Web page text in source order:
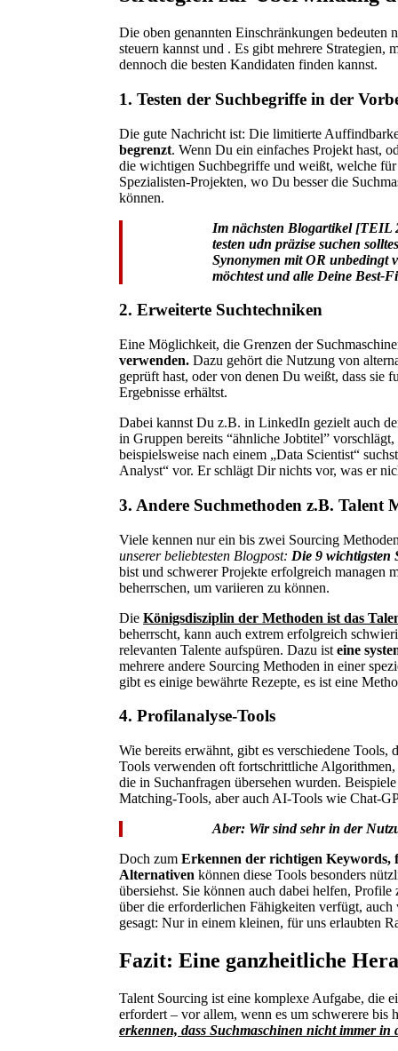
Die oben genannten Einschränkungen bedeuten
steuern kannst und . Es gibt mehrere
dennoch die besten Kandidaten finden kannst.
1. Testen der Suchbegriffe in der
Die gute Nachricht ist: Die limitierte
begrenzt. Wenn Du ein einfaches Projekt hast,
die wichtigen Suchbegriffe und weißt, welche
Spezialisten-Projekten, wo Du besser die
können.
Im nächsten Blogartikel [TEIL
testen udn präzise suchen
Synonymen mit OR unbedingt
möchtest und alle Deine Best-
2. Erweiterte Suchtechniken
Eine Möglichkeit, die Grenzen der
verwenden. Dazu gehört die Nutzung von
geprüft hast, oder von denen Du weißt, dass sie
Ergebnisse erhältst.
Dabei kannst Du z.B. in LinkedIn gezielt auch
in Gruppen bereits “ähnliche Jobtitel”
beispielsweise nach einem „Data Scientist“
Analyst“ vor. Er schlägt Dir nichts vor, was er
3. Andere Suchmethoden z.B. Talent
Viele kennen nur ein bis zwei Sourcing
unserer beliebtesten Blogpost: Die 9 wichtigsten
bist und schwerer Projekte erfolgreich managen
beherrschen, um variieren zu können.
Die Königsdisziplin der Methoden ist das
beherrscht, kann auch extrem erfolgreich
relevanten Talente aufspüren. Dazu ist eine
mehrere andere Sourcing Methoden in einer
gibt es einige bewährte Rezepte, es ist eine
4. Profilanalyse-Tools
Wie bereits erwähnt, gibt es verschiedene Tools,
Tools verwenden oft fortschrittliche
die in Suchanfragen übersehen wurden.
Matching-Tools, aber auch AI-Tools wie Chat-
Aber: Wir sind sehr in der
Doch zum Erkennen der richtigen
Alternativen können diese Tools besonders
übersiehst. Sie können auch dabei helfen,
über die erforderlichen Fähigkeiten verfügt,
gesagt: Nur in einem kleinen, für uns erlaubten
Fazit: Eine ganzheitliche
Talent Sourcing ist eine komplexe Aufgabe, die
erfordert – vor allem, wenn es um schwerere bis
erkennen, dass Suchmaschinen nicht immer